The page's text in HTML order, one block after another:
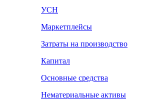
УСН
Маркетплейсы
Затраты на производство
Капитал
Основные средства
Нематериальные активы